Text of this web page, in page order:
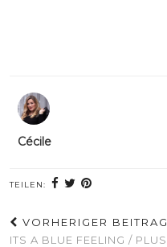
Cécile
TEILEN:
VORHERIGER BEITRAG
ITS A BLUE FEELING / PLUS